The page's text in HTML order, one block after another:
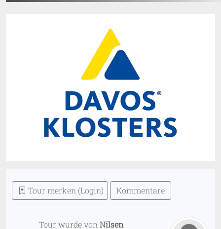
Tour merken (Login) Kommentare
Tour wurde vonNilsen